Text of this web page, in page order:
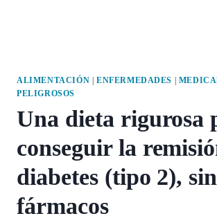
ALIMENTACIÓN ENFERMEDADES
PELIGROSOS
Una dieta rigurosa
conseguir la
diabetes (tipo 2), sin
fármacos